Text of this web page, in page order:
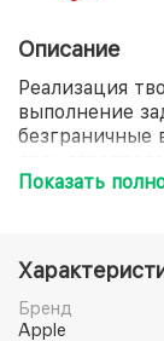
Описание
Реализация
выполнение
безграничные
смартфон
Apple A15
приложений.
Показать
Бренд
Apple